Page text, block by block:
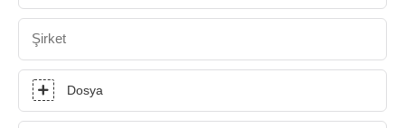
Şirket
Dosya